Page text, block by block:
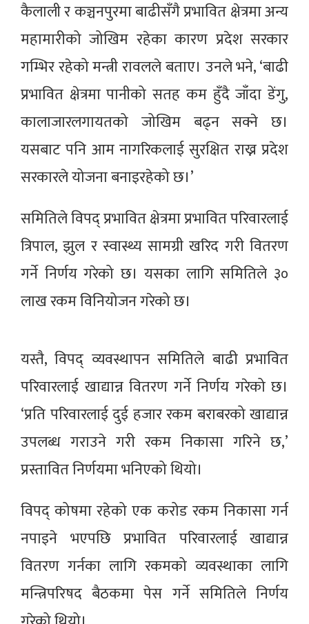
कैलाली र कञ्चनपुरमा बाढीसँगै प्रभावित क्षेत्रमा अन्य
महामारीको जोखिम रहेका कारण प्रदेश सरकार
गम्भिर रहेको मन्त्री रावलले बताए। उनले भने, ‘बाढी
प्रभावित क्षेत्रमा पानीको सतह कम हुँदै जाँदा डेंगु,
कालाजारलगायतको जोखिम बढ्न सक्ने छ।
यसबाट पनि आम नागरिकलाई सुरक्षित राख्न प्रदेश
सरकारले योजना बनाइरहेको छ।’
समितिले विपद् प्रभावित क्षेत्रमा प्रभावित परिवारलाई
त्रिपाल, झुल र स्वास्थ्य सामग्री खरिद गरी वितरण
गर्ने निर्णय गरेको छ। यसका लागि समितिले ३०
लाख रकम विनियोजन गरेको छ।
यस्तै, विपद् व्यवस्थापन समितिले बाढी प्रभावित
परिवारलाई खाद्यान्न वितरण गर्ने निर्णय गरेको छ।
‘प्रति परिवारलाई दुई हजार रकम बराबरको खाद्यान्न
उपलब्ध गराउने गरी रकम निकासा गरिने छ,’
प्रस्तावित निर्णयमा भनिएको थियो।
विपद् कोषमा रहेको एक करोड रकम निकासा गर्न
नपाइने भएपछि प्रभावित परिवारलाई खाद्यान्न
वितरण गर्नका लागि रकमको व्यवस्थाका लागि
मन्त्रिपरिषद बैठकमा पेस गर्ने समितिले निर्णय